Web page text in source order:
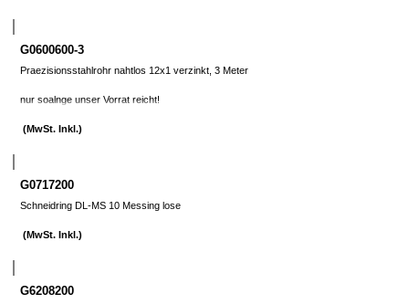
G0600600-3
Praezisionsstahlrohr nahtlos 12x1 verzinkt, 3 Meter
nur soalnge unser Vorrat reicht!
(MwSt. Inkl.)
G0717200
Schneidring DL-MS 10 Messing lose
(MwSt. Inkl.)
G6208200